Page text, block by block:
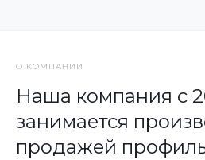
О КОМПАНИИ
Наша компания с
занимается
продажей